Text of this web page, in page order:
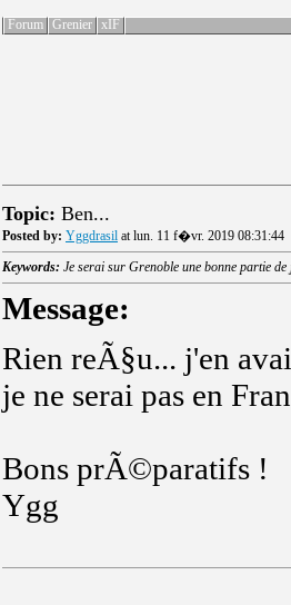
Forum Grenier xIF
Topic: Ben...
Posted by: Yggdrasil at lun. 11 f�vr. 2019 08:31:44
Keywords: Je serai sur Grenoble une bonne partie de
Message:
Rien reÃ§u... j'en
je ne serai pas en
Bons prÃ©paratifs !
Ygg